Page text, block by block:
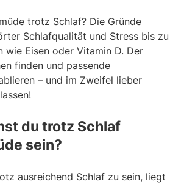
trotz Schlaf? Die Gründe
Schlafqualität und Stress bis zu
wie Eisen oder Vitamin D. Der
finden und passende
– und im Zweifel lieber
du trotz Schlaf
sein?
ausreichend Schlaf zu sein, liegt